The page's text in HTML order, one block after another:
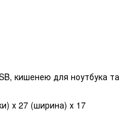
кишенею для ноутбука та
х 27 (ширина) х 17